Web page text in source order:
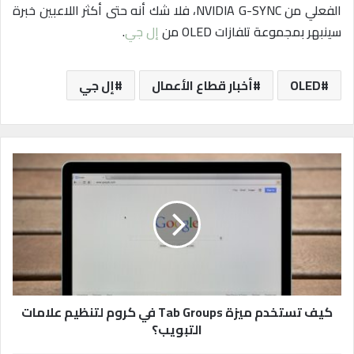
الفعلي من NVIDIA G-SYNC، فلا شك أنه حتى أكثر اللاعبين خبرة
سينبهر بمجموعة تلفازات OLED من
إل جي.
OLED أخبار قطاع الأعمال إل جي
ك
ي
ف
س
ت
د
م
كيف تستخدم ميزة Tab Groups في كروم لتنظيم علامات
التبويب؟